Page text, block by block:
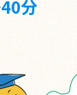
分